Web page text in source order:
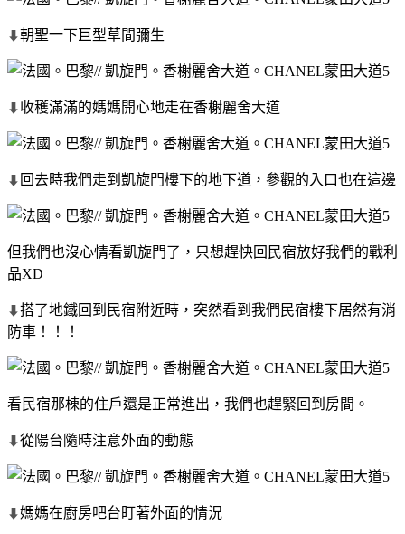
⬇朝聖一下巨型草間彌生
⬇收穫滿滿的媽媽開心地走在香榭麗舍大道
⬇ 回去時我們走到凱旋門樓下的地下道，參觀的入口也在這邊
但我們也沒心情看凱旋門了，只想趕快回民宿放好我們的戰利
品XD
⬇搭了地鐵回到民宿附近時，突然看到我們民宿樓下居然有消
防車！！！
看民宿那棟的住戶還是正常進出，我們也趕緊回到房間。
⬇從陽台隨時注意外面的動態
⬇媽媽在廚房吧台盯著外面的情況